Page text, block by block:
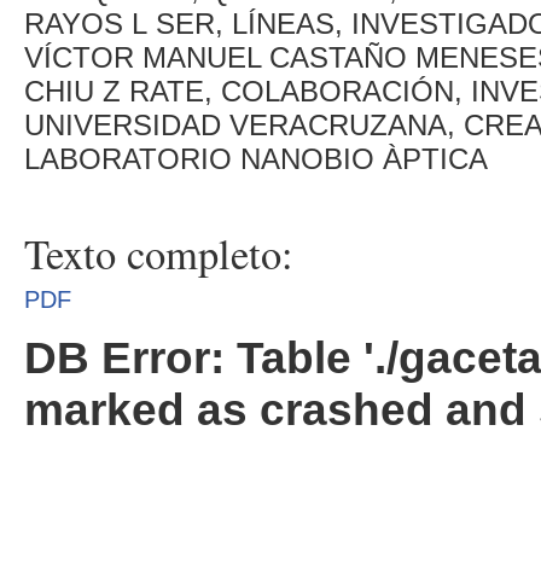
RAYOS L SER, LÍNEAS,
VÍCTOR MANUEL CASTAÑO
CHIU Z RATE, COLABORACIÓN,
UNIVERSIDAD VERACRUZANA,
LABORATORIO NANOBIO ÀPTICA
Texto completo:
PDF
DB Error: Table './
marked as crashed